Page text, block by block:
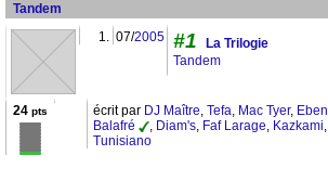
Tandem
1. 07/2005 #1
La Trilogie
Tandem
24 pts écrit par DJ Maître, Tefa, Mac Tyer, Eben
Balafré
, Diam's, Faf Larage, Kazkami,
Tunisiano